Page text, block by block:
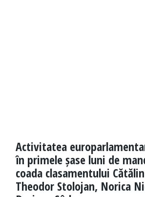
Activitatea
în primele șase luni de
coada clasamentului
Theodor Stolojan, Norica